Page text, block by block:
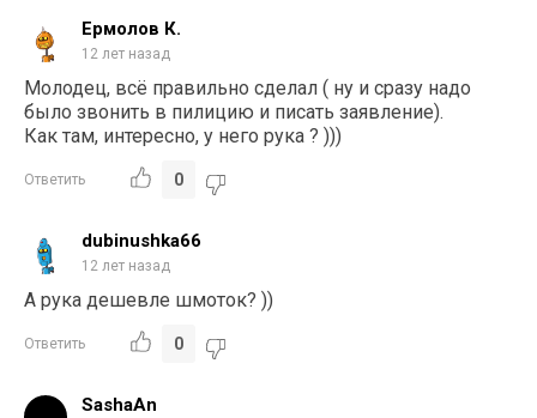
Ермолов К.
12 лет назад
Молодец, всё правильно сделал ( ну и сразу надо
было звонить в пилицию и писать заявление).
Как там, интересно, у него рука ? )))
Ответить 0
dubinushka66
12 лет назад
А рука дешевле шмоток? ))
Ответить 0
SashaAn